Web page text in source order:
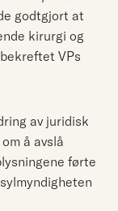
godtgjort at
kirurgi og
VPs
av juridisk
å avslå
førte